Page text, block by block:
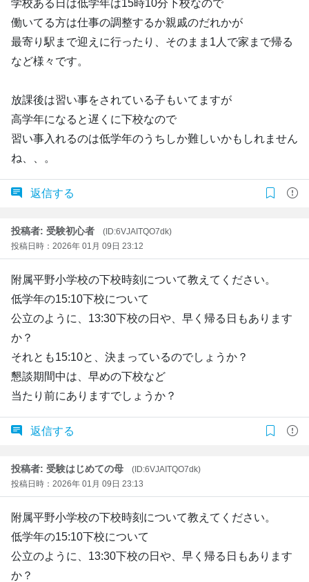
学校ある日は低学年は15時10分下校なので
働いてる方は仕事の調整するか親戚のだれかが
最寄り駅まで迎えに行ったり、そのまま1人で家まで帰る
など様々です。
放課後は習い事をされている子もいてますが
高学年になると遅くに下校なので
習い事入れるのは低学年のうちしか難しいかもしれません
ね、、。
返信する
投稿者: 受験初心者
(ID:6VJAITQO7dk)
投稿日時：2026年 01月 09日 23:12
附属平野小学校の下校時刻について教えてください。
低学年の15:10下校について
公立のように、13:30下校の日や、早く帰る日もあります
か？
それとも15:10と、決まっているのでしょうか？
懇談期間中は、早めの下校など
当たり前にありますでしょうか？
返信する
投稿者: 受験はじめての母
(ID:6VJAITQO7dk)
投稿日時：2026年 01月 09日 23:13
附属平野小学校の下校時刻について教えてください。
低学年の15:10下校について
公立のように、13:30下校の日や、早く帰る日もあります
か？